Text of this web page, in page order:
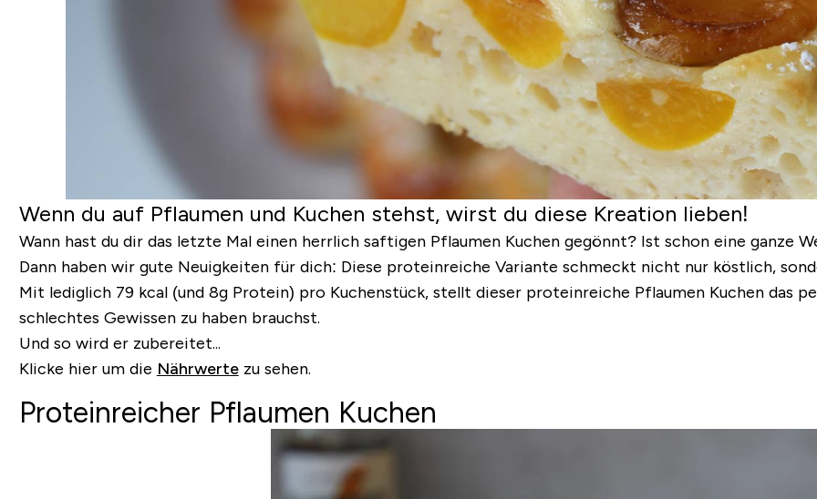
Wenn du auf Pflaumen und Kuchen stehst, wirst du diese Kreation lieben!
Wann hast du dir das letzte Mal einen herrlich saftigen Pflaumen Kuchen gegönnt? Ist schon eine ganze
Dann haben wir gute Neuigkeiten für dich: Diese proteinreiche Variante schmeckt nicht nur köstlich,
Mit lediglich 79 kcal (und 8g Protein) pro Kuchenstück, stellt dieser proteinreiche Pflaumen Kuchen das
schlechtes Gewissen zu haben brauchst.
Und so wird er zubereitet...
Klicke hier um die Nährwertezu sehen.
Proteinreicher Pflaumen Kuchen